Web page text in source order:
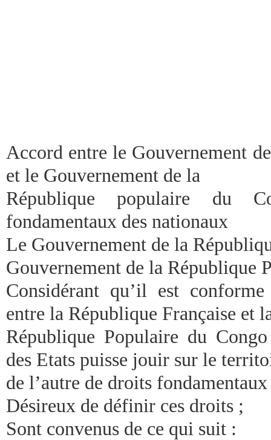
Accord entre le Gouvernement
et le Gouvernement de la
République populaire du
fondamentaux des nationaux
Le Gouvernement de la
Gouvernement de la République
Considérant qu’il est
entre la République Française et
République Populaire du
des Etats puisse jouir sur le
de l’autre de droits
Désireux de définir ces droits ;
Sont convenus de ce qui suit :